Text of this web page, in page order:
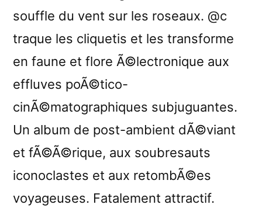
souffle du vent sur les roseaux. @c
traque les cliquetis et les transforme
en faune et flore Ã©lectronique aux
effluves poÃ©tico-
cinÃ©matographiques subjuguantes.
Un album de post-ambient dÃ©viant
et fÃ©Ã©rique, aux soubresauts
iconoclastes et aux retombÃ©es
voyageuses. Fatalement attractif.